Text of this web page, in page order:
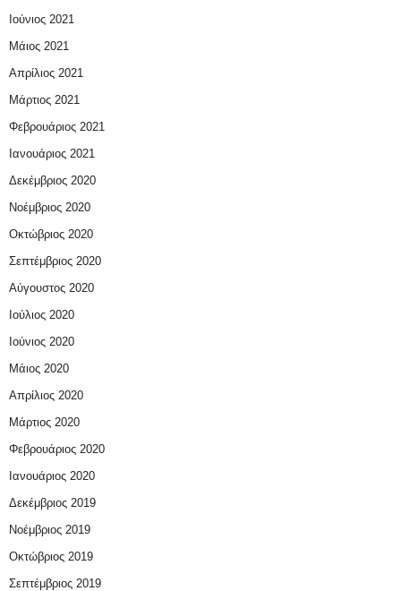
Ιούνιος 2021
Μάιος 2021
Απρίλιος 2021
Μάρτιος 2021
Φεβρουάριος 2021
Ιανουάριος 2021
Δεκέμβριος 2020
Νοέμβριος 2020
Οκτώβριος 2020
Σεπτέμβριος 2020
Αύγουστος 2020
Ιούλιος 2020
Ιούνιος 2020
Μάιος 2020
Απρίλιος 2020
Μάρτιος 2020
Φεβρουάριος 2020
Ιανουάριος 2020
Δεκέμβριος 2019
Νοέμβριος 2019
Οκτώβριος 2019
Σεπτέμβριος 2019